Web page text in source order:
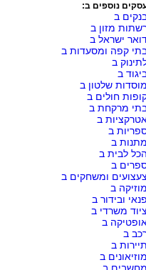
נוספים ב:
ב
מזון ב
ישראל ב
קפה ומסעדות ב
ב
ב
שלטון ב
חולים ב
מרקחת ב
ב
ב
ב
לבית ב
ב
ומשחקים ב
ב
ובידור ב
משרדי ב
ב
ב
ב
ב